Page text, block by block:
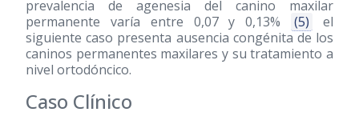
prevalencia de agenesia del canino maxilar
permanente varía entre 0,07 y 0,13%
(5)
el
siguiente caso presenta ausencia congénita de los
caninos permanentes maxilares y su tratamiento a
nivel ortodóncico.
Caso Clínico